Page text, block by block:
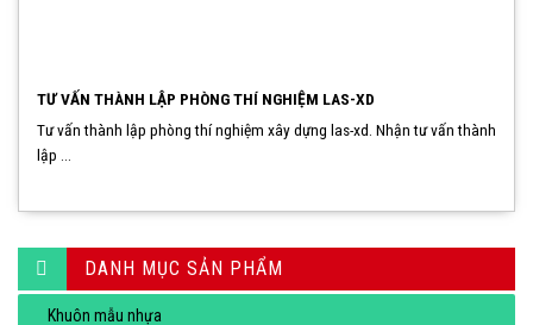
TƯ VẤN THÀNH LẬP PHÒNG THÍ NGHIỆM LAS-XD
Tư vấn thành lập phòng thí nghiệm xây dựng las-xd. Nhận tư vấn thành
lập ...
DANH MỤC SẢN PHẨM
Khuôn mẫu nhựa